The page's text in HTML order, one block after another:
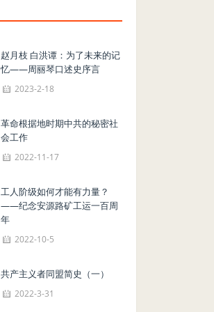
赵月枝 白洪谭：为了未来的记
忆——周丽琴口述史序言
2023-2-18
革命根据地时期中共的秘密社
会工作
2022-11-17
工人阶级如何才能有力量？
——纪念安源路矿工运一百周
年
2022-10-5
共产主义者同盟简史（一）
2022-3-31